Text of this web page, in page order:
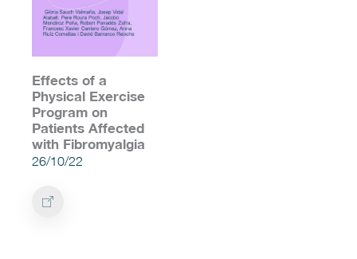
Effects of a
Physical Exercise
Program on
Patients Affected
with Fibromyalgia
26/10/22